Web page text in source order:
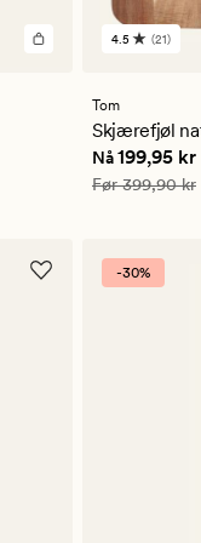
21
en
vurdering
på
4.5
4.5 (21)
Tom
Skjærefjøl
Nåværende
Nå199,95 kr
Vanlig pris
Før399,90 kr
-30%